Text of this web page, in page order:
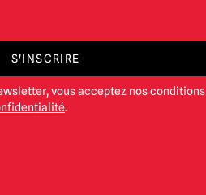
S'INSCRIRE
vous acceptez nos conditions
.